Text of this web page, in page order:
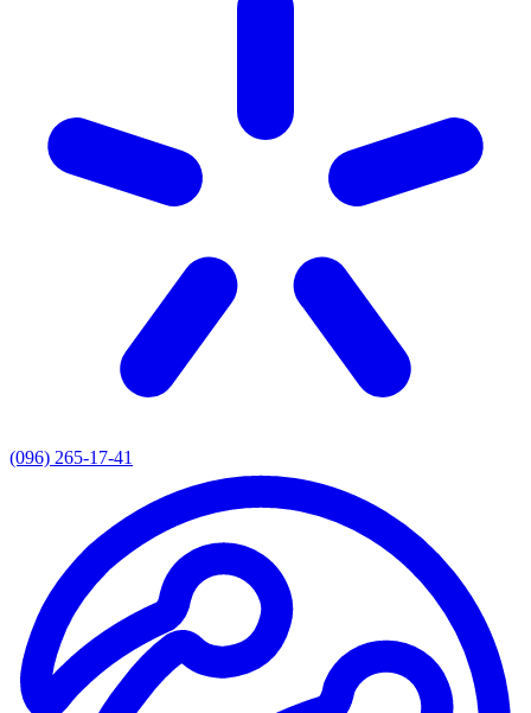
(096) 265-17-41